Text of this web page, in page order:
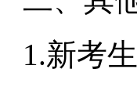
1.新考